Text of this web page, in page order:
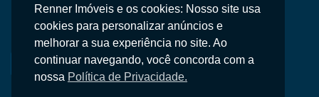
Na Renner Imobiliária, não vendemos apenas imóveis,
entregamos segurança, confiança e um atendimento
personalizado.
Renner Imóveis e os cookies: Nosso site usa
cookies para personalizar anúncios e
melhorar a sua experiência no site. Ao
continuar navegando, você concorda com a
nossa Política de Privacidade.